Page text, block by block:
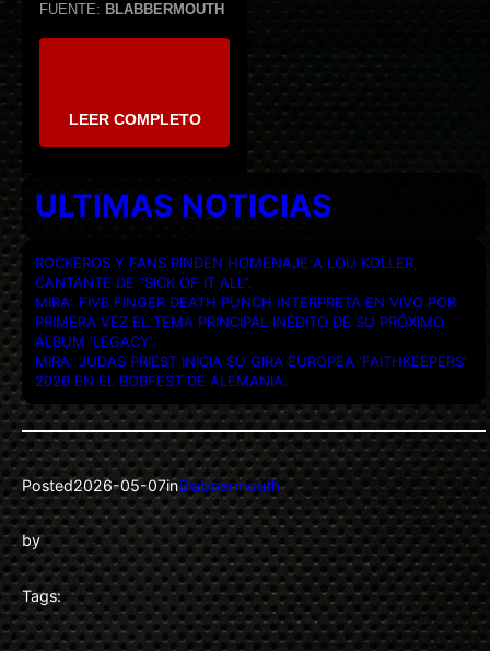
FUENTE: BLABBERMOUTH
LEER COMPLETO
ULTIMAS NOTICIAS
ROCKEROS Y FANS RINDEN HOMENAJE A LOU KOLLER,
CANTANTE DE “SICK OF IT ALL”.
MIRA: FIVE FINGER DEATH PUNCH INTERPRETA EN VIVO POR
PRIMERA VEZ EL TEMA PRINCIPAL INÉDITO DE SU PRÓXIMO
ÁLBUM ‘LEGACY’.
MIRA: JUDAS PRIEST INICIA SU GIRA EUROPEA ‘FAITHKEEPERS’
2026 EN EL BOBFEST DE ALEMANIA.
Posted2026-05-07inBlabbermouth
by
Tags: